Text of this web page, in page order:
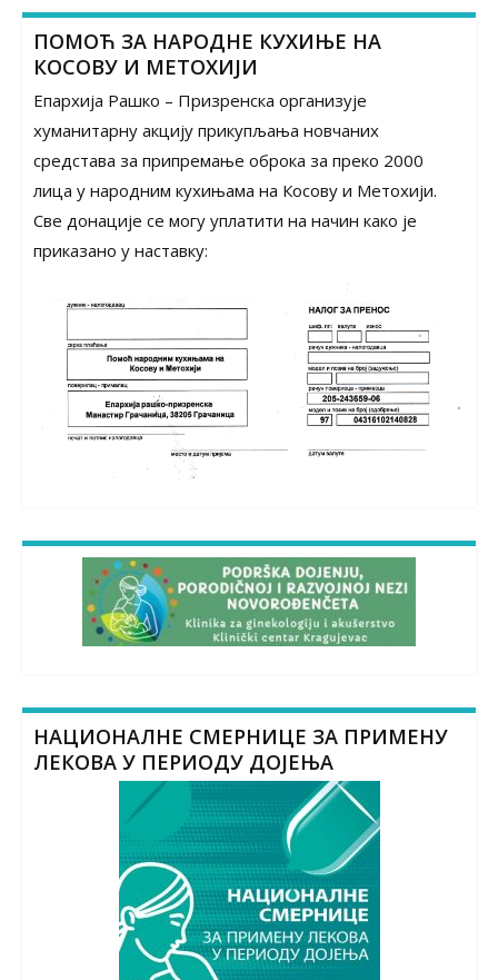
ПОМОЋ ЗА НАРОДНЕ КУХИЊЕ НА
КОСОВУ И МЕТОХИЈИ
Епархија Рашко – Призренска организује
хуманитарну акцију прикупљања новчаних
средстава за припремање оброка за преко 2000
лица у народним кухињама на Косову и Метохији.
Све донације се могу уплатити на начин како је
приказано у наставку:
НАЦИОНАЛНЕ СМЕРНИЦЕ ЗА ПРИМЕНУ
ЛЕКОВА У ПЕРИОДУ ДОЈЕЊА